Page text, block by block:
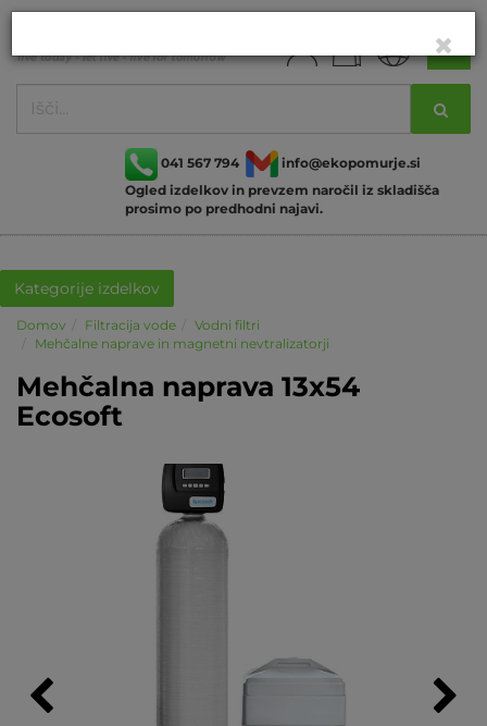
041 567 794
info@ekopomurje.si
Ogled izdelkov in prevzem naročil iz skladišča
prosimo po predhodni najavi.
Kategorije izdelkov
Domov Filtracija vode
Vodni filtri
Mehčalne naprave in magnetni nevtralizatorji
Mehčalna naprava 13x54
Ecosoft